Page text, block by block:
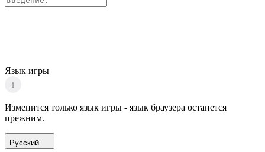
Язык игры
i
Изменится только язык игры - язык браузера останется
прежним.
Русский